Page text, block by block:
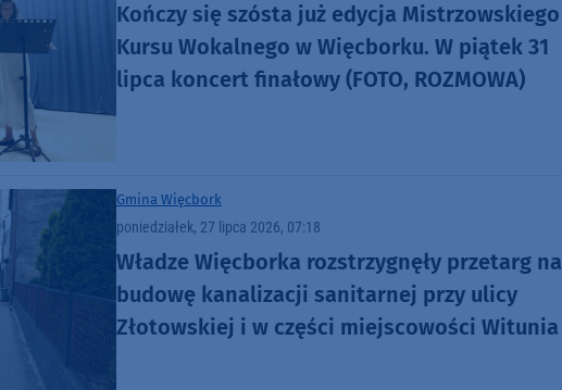
Kończy się szósta już edycja Mistrzowskiego
Kursu Wokalnego w Więcborku. W piątek 31
lipca koncert finałowy (FOTO, ROZMOWA)
Gmina Więcbork
poniedziałek, 27 lipca 2026, 07:18
Władze Więcborka rozstrzygnęły przetarg na
budowę kanalizacji sanitarnej przy ulicy
Złotowskiej i w części miejscowości Witunia